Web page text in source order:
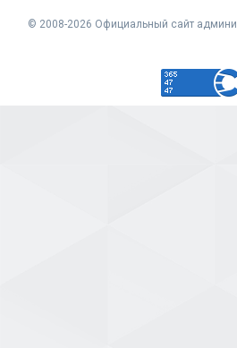
© 2008-2026 Официальный сайт